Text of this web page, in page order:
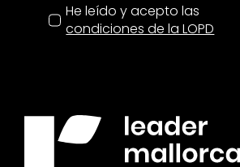
He leído y acepto las
condiciones de la LOPD